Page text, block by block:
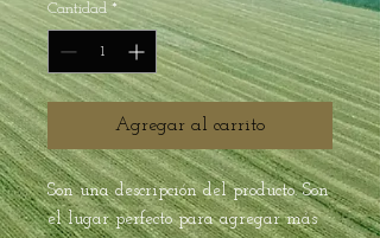
Cantidad *
Agregar al carrito
Son una descripción del producto. Son
el lugar perfecto para agregar más